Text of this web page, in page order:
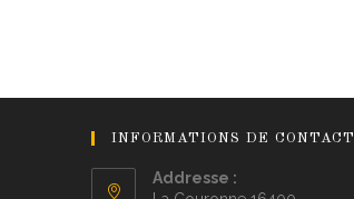
INFORMATIONS DE CONTACT
Addresse :